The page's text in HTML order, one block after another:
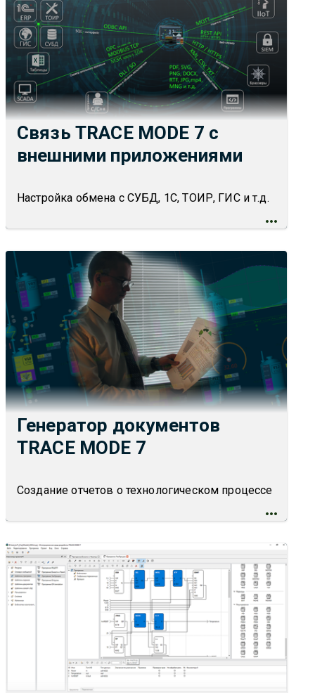
Связь TRACE MODE 7 с
внешними приложениями
Настройка обмена с СУБД, 1С, ТОИР, ГИС и т.д.
Генератор документов
TRACE MODE 7
Создание отчетов о технологическом процессе